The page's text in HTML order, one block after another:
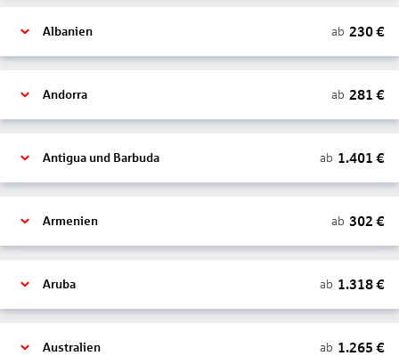
Albanien ab 230€
Andorra ab 281 €
Antigua und Barbuda ab 1.401 €
Armenien ab 302 €
Aruba ab 1.318€
Australien ab 1.265 €